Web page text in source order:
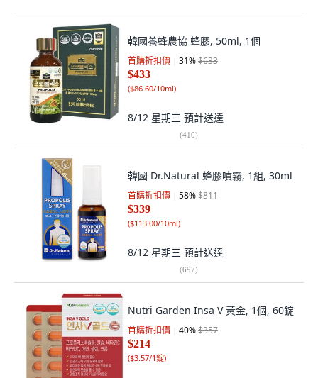
韓國養蜂農協 蜂膠, 50ml, 1個
首購折扣價 31%$633
$433
($86.60/10ml)
8/12 星期三 預計送達
(410)
韓國 Dr.Natural 蜂膠噴霧, 1組, 30ml
首購折扣價 58%$811
$339
($113.00/10ml)
8/12 星期三 預計送達
(697)
Nutri Garden Insa V 黃金, 1個, 60錠
首購折扣價 40%$357
$214
($3.57/1錠)